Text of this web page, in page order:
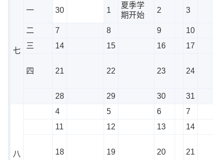
七
一 30 1
夏季学
期开始
2 3
二 7 8 9 10
三
14 15 16 17
四 21 22 23 24
28 29 30 31
八
4 5 6 7
11
12 13 14
18 19 20 21